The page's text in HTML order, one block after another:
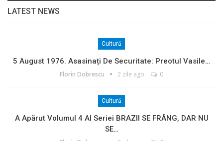
LATEST NEWS
Cultură
5 August 1976. Asasinați De Securitate: Preotul Vasile…
Florin Dobrescu 2 zile ago 0
Cultură
A Apărut Volumul 4 Al Seriei BRAZII SE FRÂNG, DAR NU
SE…